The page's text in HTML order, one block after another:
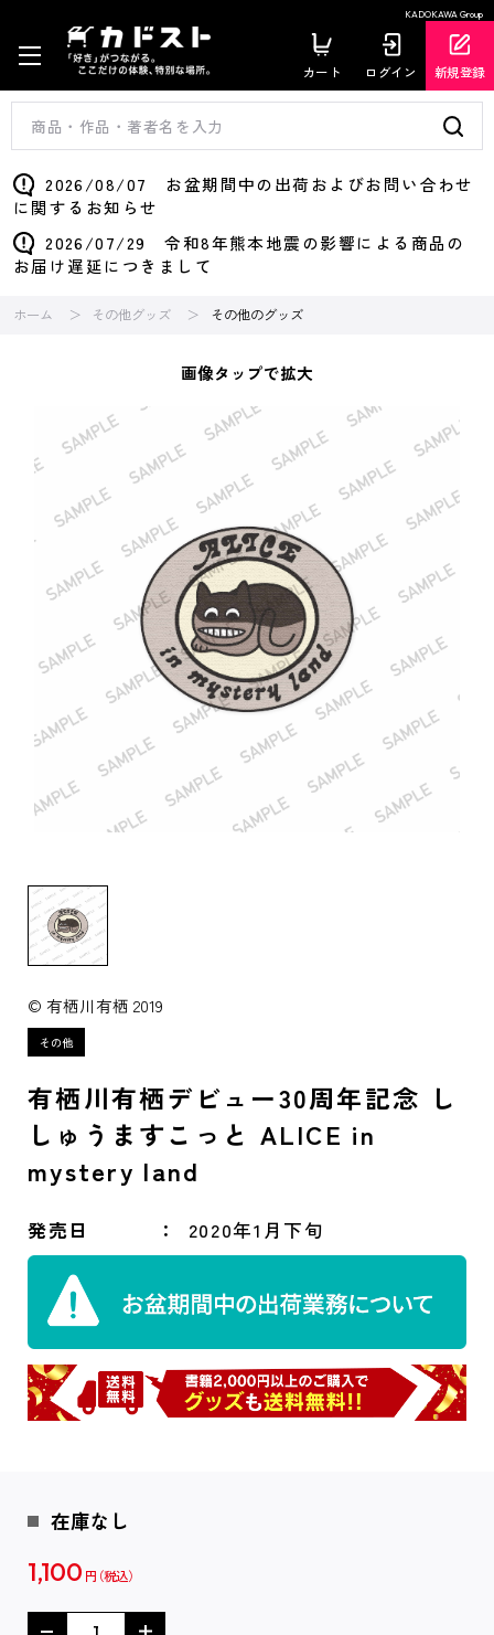
KADOKAWA Group
カート ログイン 新規登録
2026/08/07 お盆期間中の出荷およびお問い合わせ
に関するお知らせ
2026/07/29 令和8年熊本地震の影響による商品の
お届け遅延につきまして
ホーム その他グッズ その他のグッズ
画像タップで拡大
© 有栖川有栖 2019
有栖川有栖デビュー30周年記念 し
しゅうますこっと ALICE in
mystery land
発売日 2020年1月下旬
在庫なし
1,100 円